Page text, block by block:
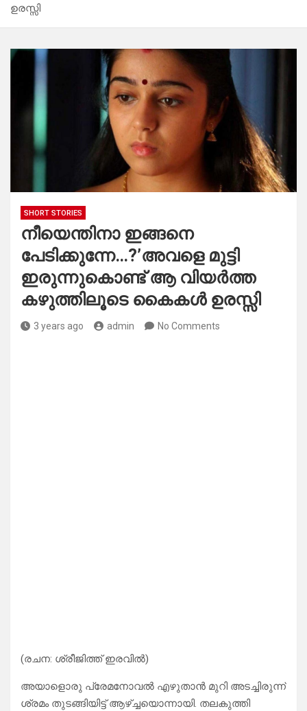
ഉരസ്സി
SHORT STORIES
നീയെന്തിനാ ഇങ്ങനെ
പേടിക്കുന്നേ…?’അവളെ മുട്ടി
ഇരുന്നുകൊണ്ട് ആ വിയർത്ത
കഴുത്തിലൂടെ കൈകൾ ഉരസ്സി
3 years ago admin No Comments
(രചന: ശ്രീജിത്ത് ഇരവിൽ)
അയാളൊരു പ്രേമനോവൽ എഴുതാൻ മുറി അടച്ചിരുന്ന്
ശ്രമം തുടങ്ങിയിട്ട് ആഴ്ച്ചയൊന്നായി. തലകുത്തി